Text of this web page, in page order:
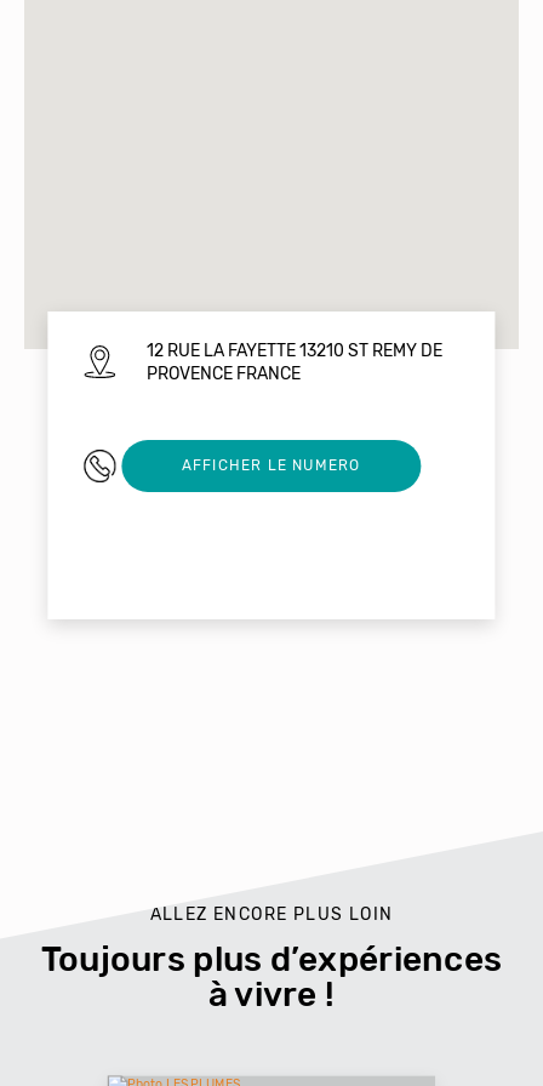
12 RUE LA FAYETTE 13210 ST REMY DE
PROVENCE FRANCE
0695082814
AFFICHER LE NUMERO
ALLEZ ENCORE PLUS LOIN
Toujours plus d’expériences
à vivre !